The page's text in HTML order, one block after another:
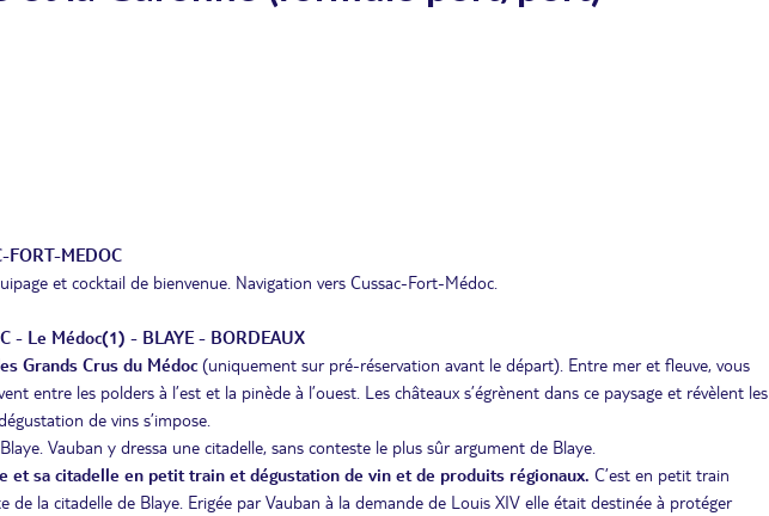
FORT-MEDOC
et cocktail de bienvenue. Navigation vers Cussac-Fort-Médoc.
- Le Médoc(1) - BLAYE - BORDEAUX
Grands Crus du Médoc(uniquement sur pré-réservation avant le départ). Entre mer et fleuve, vous
entre les polders à l’est et la pinède à l’ouest. Les châteaux s’égrènent dans ce paysage et révèlent les
de vins s’impose.
Vauban y dressa une citadelle, sans conteste le plus sûr argument de Blaye.
et sa citadelle en petit train et dégustation de vin et de produits régionaux. C’est en petit train
la citadelle de Blaye. Erigée par Vauban à la demande de Louis XIV elle était destinée à protéger